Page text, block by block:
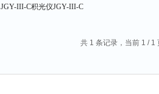
JGY-III-C积光仪JGY-III-C
共 1 条记录，当前 1 /